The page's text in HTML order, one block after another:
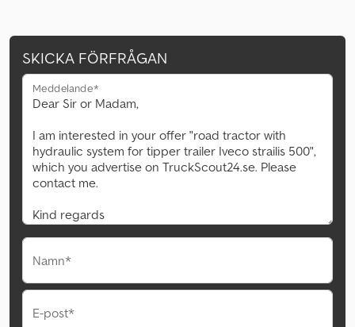
SKICKA FÖRFRÅGAN
Meddelande*
Namn*
E-post*